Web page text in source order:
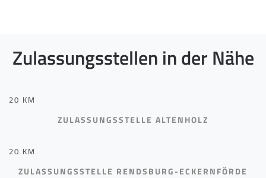
Zulassungsstellen in der Nähe
20 KM
ZULASSUNGSSTELLE ALTENHOLZ
20 KM
ZULASSUNGSSTELLE RENDSBURG-ECKERNFÖRDE